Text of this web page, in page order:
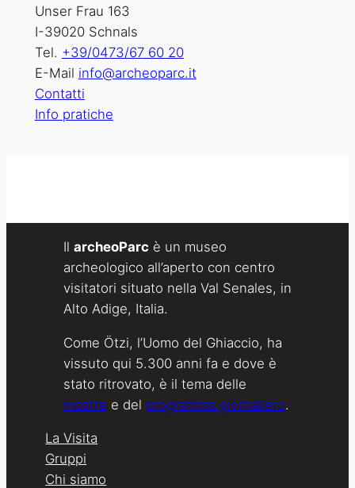
Unser Frau 163
I-39020 Schnals
Tel. +39/0473/67 60 20
E-Mail info@archeoparc.it
Contatti
Info pratiche
Il archeoParc è un museo
archeologico all’aperto con centro
visitatori situato nella Val Senales, in
Alto Adige, Italia.
Come Ötzi, l’Uomo del Ghiaccio, ha
vissuto qui 5.300 anni fa e dove è
stato ritrovato, è il tema delle
mostre e del programma giornaliero.
La Visita
Gruppi
Chi siamo